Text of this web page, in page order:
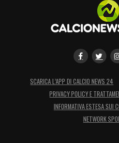
SCARICA L’APP DI CALCIO NEWS 24
PRIVACY POLICY E
INFORMATIVA ESTESA SUI
NETWORK